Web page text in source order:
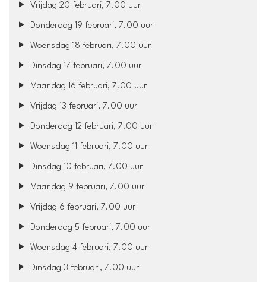
Vrijdag 20 februari, 7.00 uur
Donderdag 19 februari, 7.00 uur
Woensdag 18 februari, 7.00 uur
Dinsdag 17 februari, 7.00 uur
Maandag 16 februari, 7.00 uur
Vrijdag 13 februari, 7.00 uur
Donderdag 12 februari, 7.00 uur
Woensdag 11 februari, 7.00 uur
Dinsdag 10 februari, 7.00 uur
Maandag 9 februari, 7.00 uur
Vrijdag 6 februari, 7.00 uur
Donderdag 5 februari, 7.00 uur
Woensdag 4 februari, 7.00 uur
Dinsdag 3 februari, 7.00 uur